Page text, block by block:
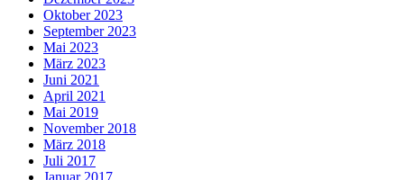
Oktober 2023
September 2023
Mai 2023
März 2023
Juni 2021
April 2021
Mai 2019
November 2018
März 2018
Juli 2017
Januar 2017